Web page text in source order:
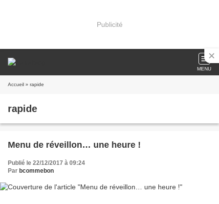
Publicité
MENU
Accueil » rapide
rapide
Menu de réveillon… une heure !
Publié le 22/12/2017 à 09:24
Par bcommebon